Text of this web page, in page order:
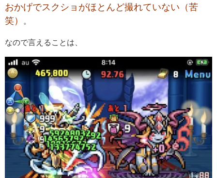
おかげでスクショがほとんど撮れていない（苦
笑）
なので言えることは、